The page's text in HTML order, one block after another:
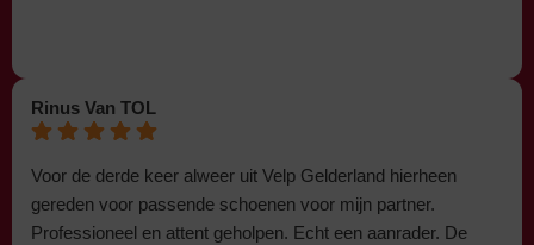
Rinus Van TOL
Voor de derde keer alweer uit Velp Gelderland hierheen
gereden voor passende schoenen voor mijn partner.
Professioneel en attent geholpen. Echt een aanrader. De